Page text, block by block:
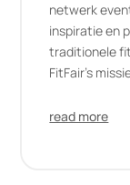
netwerk
inspiratie en
traditionele
FitFair’s
read more